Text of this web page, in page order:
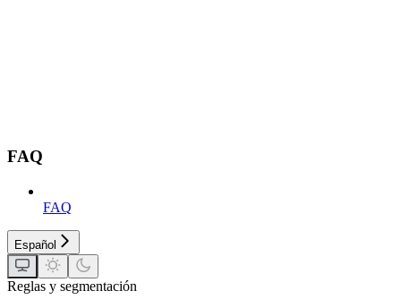
FAQ
FAQ
Español
Reglas y segmentación